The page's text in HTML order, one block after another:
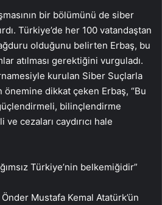
bir bölümünü de siber
Türkiye’de her 100 vatandaştan
olduğunu belirten Erbaş, bu
atılması gerektiğini vurguladı.
kurulan Siber Suçlarla
önemine dikkat çeken Erbaş, “Bu
bilinçlendirme
ve cezaları caydırıcı hale
Türkiye’nin belkemiğidir”
Mustafa Kemal Atatürk’ün